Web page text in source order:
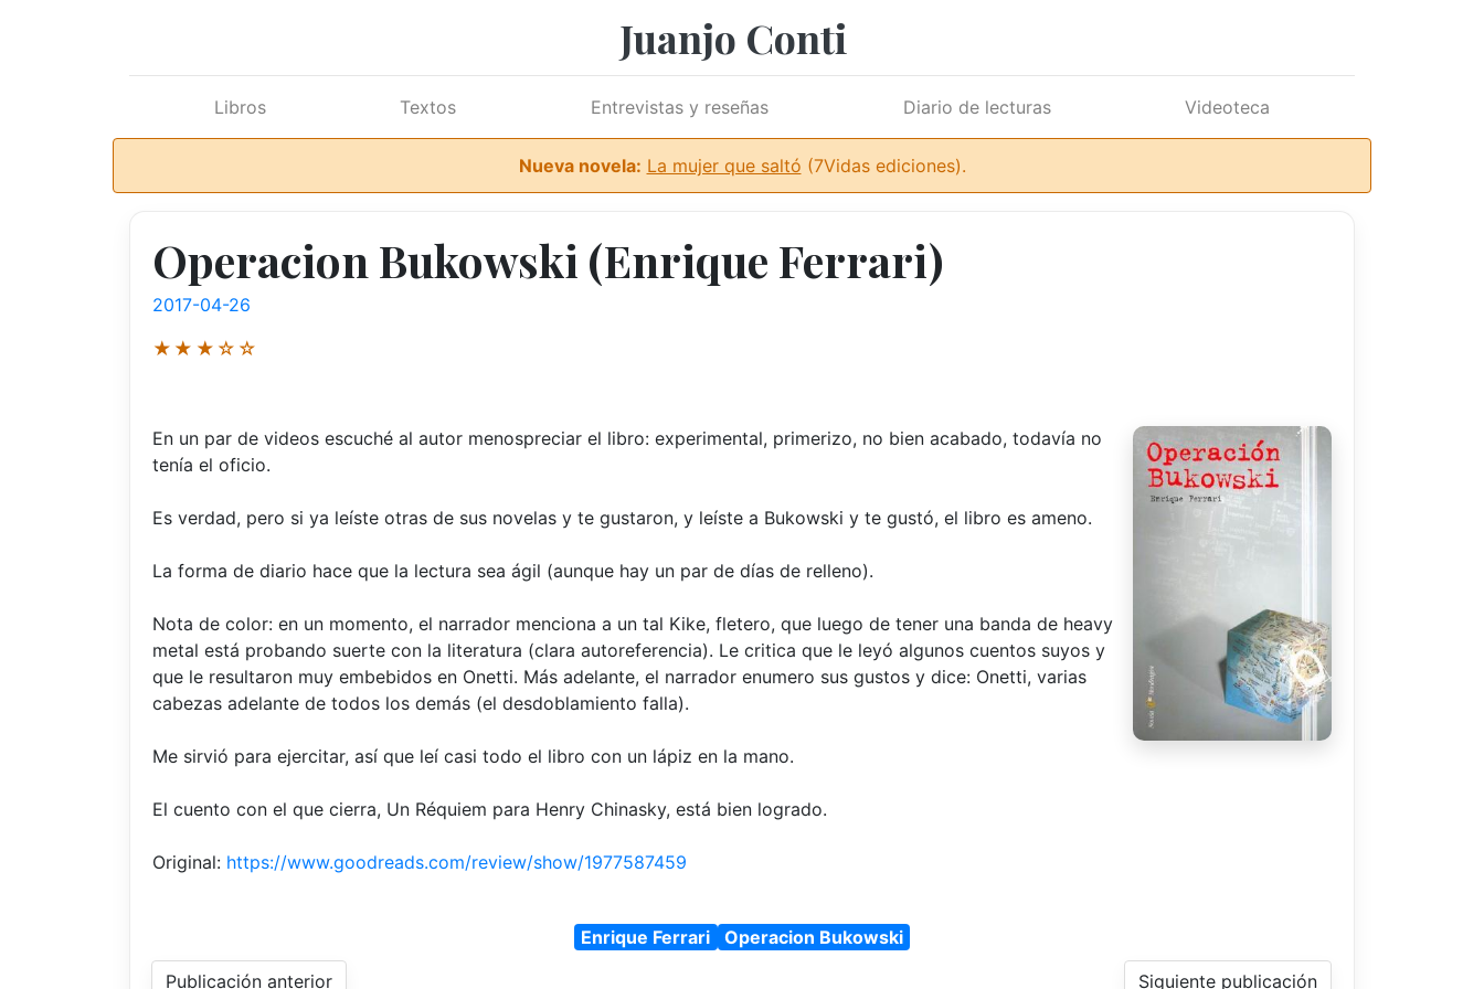
Juanjo Conti
Libros Textos Entrevistas y reseñas Diario de lecturas Videoteca
Nueva novela: La mujer que saltó (7Vidas ediciones).
Operacion Bukowski (Enrique Ferrari)
2017-04-26
★★★☆☆
En un par de videos escuché al autor menospreciar el libro: experimental, primerizo, no bien acabado, todavía no
tenía el oficio.
Es verdad, pero si ya leíste otras de sus novelas y te gustaron, y leíste a Bukowski y te gustó, el libro es ameno.
La forma de diario hace que la lectura sea ágil (aunque hay un par de días de relleno).
Nota de color: en un momento, el narrador menciona a un tal Kike, fletero, que luego de tener una banda de heavy
metal está probando suerte con la literatura (clara autoreferencia). Le critica que le leyó algunos cuentos suyos y
que le resultaron muy embebidos en Onetti. Más adelante, el narrador enumero sus gustos y dice: Onetti, varias
cabezas adelante de todos los demás (el desdoblamiento falla).
Me sirvió para ejercitar, así que leí casi todo el libro con un lápiz en la mano.
El cuento con el que cierra, Un Réquiem para Henry Chinasky, está bien logrado.
Original: https://www.goodreads.com/review/show/1977587459
Enrique Ferrari
Operacion Bukowski
Publicación anterior
Siguiente publicación